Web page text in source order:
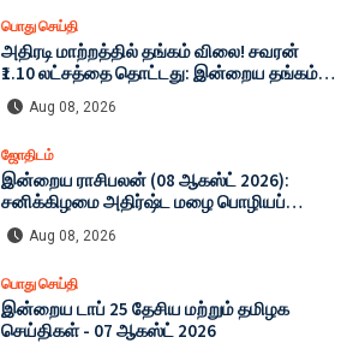
பொது செய்தி
அதிரடி மாற்றத்தில் தங்கம் விலை! சவரன்
₹1.10 லட்சத்தை தொட்டது: இன்றைய தங்கம்
மற்றும் வெள்ளி விலை முழு விபரம் (08-08-
2026)Aug 08, 2026
ஜோதிடம்
இன்றைய ராசிபலன் (08 ஆகஸ்ட் 2026):
சனிக்கிழமை அதிர்ஷ்ட மழை பொழியப்
போகும் ராசிகள் எவை? முழு விவரம்!
Aug 08, 2026
பொது செய்தி
இன்றைய டாப் 25 தேசிய மற்றும் தமிழக
செய்திகள் - 07 ஆகஸ்ட் 2026